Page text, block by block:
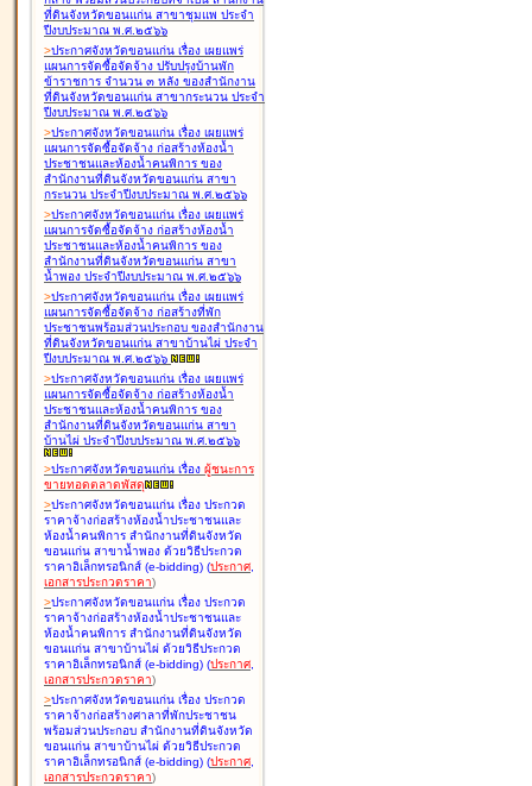
ที่ดินจังหวัดขอนแก่น สาขาชุมแพ ประจำ
ปีงบประมาณ พ.ศ.๒๕๖๖
>ประกาศจังหวัดขอนแก่น เรื่อง เผยแพร่
แผนการจัดซื้อจัดจ้าง ปรับปรุงบ้านพัก
ข้าราชการ จำนวน ๓ หลัง ของสำนักงาน
ที่ดินจังหวัดขอนแก่น สาขากระนวน ประจำ
ปีงบประมาณ พ.ศ.๒๕๖๖
>ประกาศจังหวัดขอนแก่น เรื่อง เผยแพร่
แผนการจัดซื้อจัดจ้าง ก่อสร้างห้องน้ำ
ประชาชนและห้องน้ำคนพิการ ของ
สำนักงานที่ดินจังหวัดขอนแก่น สาขา
กระนวน ประจำปีงบประมาณ พ.ศ.๒๕๖๖
>ประกาศจังหวัดขอนแก่น เรื่อง เผยแพร่
แผนการจัดซื้อจัดจ้าง ก่อสร้างห้องน้ำ
ประชาชนและห้องน้ำคนพิการ ของ
สำนักงานที่ดินจังหวัดขอนแก่น สาขา
น้ำพอง ประจำปีงบประมาณ พ.ศ.๒๕๖๖
>ประกาศจังหวัดขอนแก่น เรื่อง เผยแพร่
แผนการจัดซื้อจัดจ้าง ก่อสร้างที่พัก
ประชาชนพร้อมส่วนประกอบ ของสำนักงาน
ที่ดินจังหวัดขอนแก่น สาขาบ้านไผ่ ประจำ
ปีงบประมาณ พ.ศ.๒๕๖๖
>ประกาศจังหวัดขอนแก่น เรื่อง เผยแพร่
แผนการจัดซื้อจัดจ้าง ก่อสร้างห้องน้ำ
ประชาชนและห้องน้ำคนพิการ ของ
สำนักงานที่ดินจังหวัดขอนแก่น สาขา
บ้านไผ่ ประจำปีงบประมาณ พ.ศ.๒๕๖๖
>ประกาศจังหวัดขอนแก่น เรื่อง ผู้ชนะการ
ขายทอดตลาดพัสดุ
>ประกาศจังหวัดขอนแก่น เรื่อง ประกวด
ราคาจ้างก่อสร้างห้องน้ำประชาชนและ
ห้องน้ำคนพิการ สำนักงานที่ดินจังหวัด
ขอนแก่น สาขาน้ำพอง ด้วยวิธีประกวด
ราคาอิเล็กทรอนิกส์ (e-bidding) (ประกาศ,
เอกสารประกวดราคา)
>ประกาศจังหวัดขอนแก่น เรื่อง ประกวด
ราคาจ้างก่อสร้างห้องน้ำประชาชนและ
ห้องน้ำคนพิการ สำนักงานที่ดินจังหวัด
ขอนแก่น สาขาบ้านไผ่ ด้วยวิธีประกวด
ราคาอิเล็กทรอนิกส์ (e-bidding) (ประกาศ,
เอกสารประกวดราคา)
>ประกาศจังหวัดขอนแก่น เรื่อง ประกวด
ราคาจ้างก่อสร้างศาลาที่พักประชาชน
พร้อมส่วนประกอบ สำนักงานที่ดินจังหวัด
ขอนแก่น สาขาบ้านไผ่ ด้วยวิธีประกวด
ราคาอิเล็กทรอนิกส์ (e-bidding) (ประกาศ,
เอกสารประกวดราคา)